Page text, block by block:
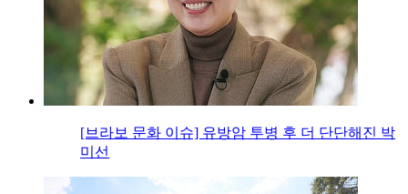
[브라보 문화 이슈] 유방암 투병 후 더 단단해진 박
미선